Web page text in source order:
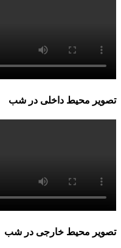
تصویر محیط داخلی در شب
تصویر محیط خارجی در شب